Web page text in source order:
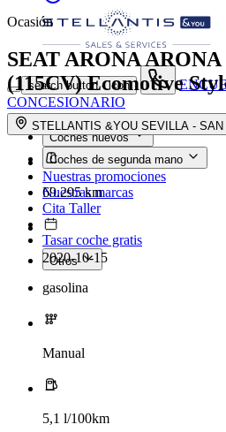
search button - icon
CONCESIONARIO
Coches nuevos
Coches de segunda mano
Nuestras promociones
Nuestras marcas
Cita Taller
Tasar coche gratis
Otros
Ocasión
SEAT ARONA ARONA
(115CV) Ecomotive
STELLANTIS &YOU SEVILLA - SAN
69.295 km
2020-10-15
gasolina
Manual
5,1 l/100km